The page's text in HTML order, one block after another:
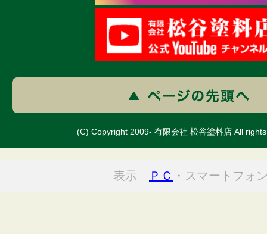
(C) Copyright 2009- 有限会社 松谷塗料店 All
表示 ＰＣ ・スマートフォ